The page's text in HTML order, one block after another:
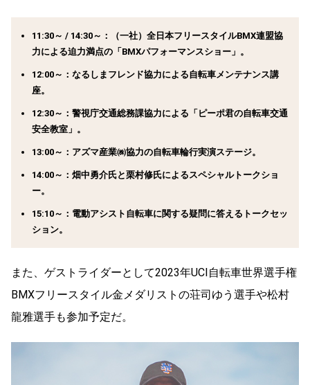
11:30～ / 14:30～：
（一社）全日本フリースタイルBMX連盟協
力による迫力満点の「BMXパフォーマンスショー」。
12:00～：なるしまフレンド協力による自転車メンテナンス講
座。
12:30～： 警視庁交通総務課協力による「ピーポ君の自転車交通
安全教室」。
13:00～： アズマ産業㈱協力の自転車輪行実演ステージ。
14:00～： 畑中勇介氏と栗村修氏によるスペシャルトークショ
ー。
15:10～： 電動アシスト自転車に関する疑問に答えるトークセッ
ション。
また、ゲストライダーとして2023年UCI自転車世界選手権
BMXフリースタイル金メダリストの荘司ゆう選手や松村
龍雅選手も参加予定だ。